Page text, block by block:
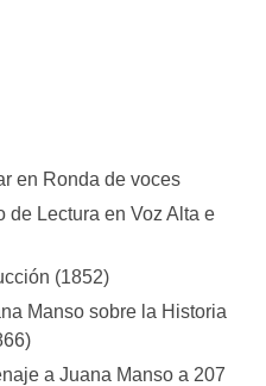
en Ronda de voces
de Lectura en Voz Alta e
(1852)
Manso sobre la Historia
a Juana Manso a 207